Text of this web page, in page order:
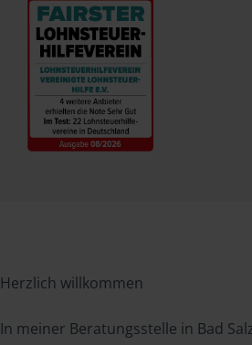
Herzlich willkommen
In meiner Beratungsstelle in Bad